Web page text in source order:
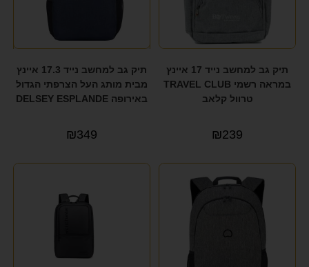
תיק גב למחשב נייד 17 איינץ
במראה רשמי TRAVEL CLUB
טרוול קלאב
₪239
תיק גב למחשב נייד 17.3 איינץ
מבית מותג העל הצרפתי הגדול
באירופה DELSEY ESPLANDE
₪349